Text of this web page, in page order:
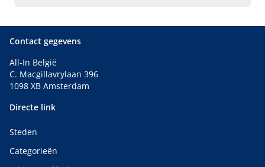
Contact gegevens
All-In België
C. Macgillavrylaan 396
1098 XB Amsterdam
Directe link
Steden
Categorieën